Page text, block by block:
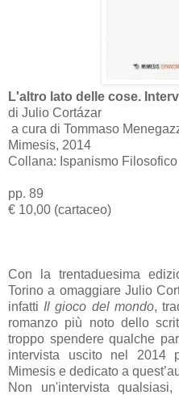
L'altro lato delle cose.
di Julio Cortázar
a cura di Tommaso
Mimesis, 2014
Collana: Ispanismo Filosofico
pp. 89
€ 10,00 (cartaceo)
Con la trentaduesima
Torino a omaggiare Julio
infatti Il gioco del mondo,
romanzo più noto dello
troppo spendere qualche
intervista uscito nel
Mimesis e dedicato a
Non un'intervista